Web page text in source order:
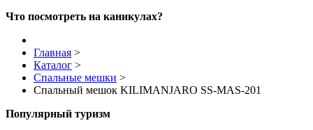
Что посмотреть на каникулах?
Главная >
Каталог >
Спальные мешки >
Спальный мешок KILIMANJARO SS-MAS-201
Популярный туризм